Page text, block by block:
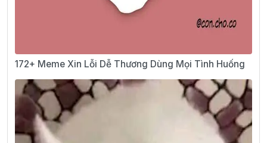
172+ Meme Xin Lỗi Dễ Thương Dùng Mọi Tình Huống